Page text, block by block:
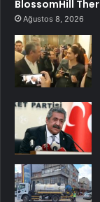
BlossomHill
Ağustos 8, 2026